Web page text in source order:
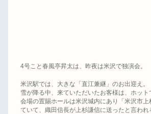
4号こと春風亭昇太は、昨夜は米沢で独演会。
米沢駅では、大きな「直江兼継」のお出迎え。
雪が降る中、来ていただいたお客様は、ホット
会場の置賜ホールは米沢城内にあり「米沢市上
ていて、織田信長が上杉謙信に送ったと言われ